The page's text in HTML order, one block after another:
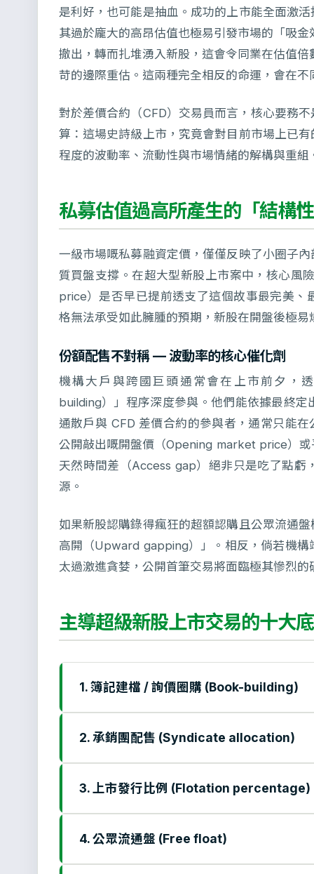
是利好，也可能是抽血。成功的上市能全面激
其過於龐大的高昂估值也極易引發市場的「吸
撤出，轉而扎堆湧入新股，這會令同業在估值
苛的邊際重估。這兩種完全相反的命運，會在
對於差價合約（CFD）交易員而言，核心要務
算：這場史詩級上市，究竟會對目前市場上已
程度的波動率、流動性與市場情緒的解構與重組
私募估值過高所產生的「結構
一級市場嘅私募融資定價，僅僅反映了小圈子
質買盤支撐。在超大型新股上市案中，核心風
price）是否早已提前透支了這個故事最完美
格無法承受如此臃腫的預期，新股在開盤後極
份額配售不對稱 — 波動率的核心催化劑
機構大戶與跨國巨頭通常會在上市前夕，
building）」程序深度參與。他們能依據最終
通散戶與 CFD 差價合約的參與者，通常只能
公開敲出嘅開盤價（Opening market price）
天然時間差（Access gap）絕非只是吃了點
源。
如果新股認購錄得瘋狂的超額認購且公眾流通
高開（Upward gapping）」。相反，倘若機
太過激進貪婪，公開首筆交易將面臨極其慘烈的
主導超級新股上市交易的十大
1. 簿記建檔 / 詢價圈購 (Book-building)
2. 承銷團配售 (Syndicate allocation)
3. 上市發行比例 (Flotation percentage)
4. 公眾流通盤 (Free float)